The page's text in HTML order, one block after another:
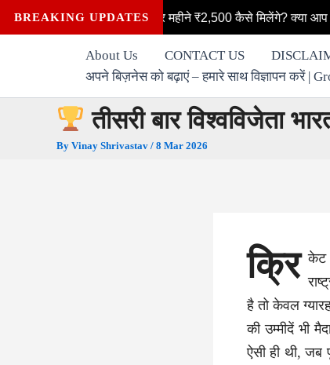
Skip
to
BREAKING UPDATES
महिलाओं को हर महीने ₹2,500 कैसे मिलेंगे? क्या आप भी लक्ष्मी योजना
About Us CONTACT US
अपने बिज़नेस को बढ़ाएं – हमारे साथ विज्ञापन करें |
तीसरी बार विश्वविजेता
By Vinay Shrivastav / 8 Mar 2026
क्रि केट
है तो केवल
की उम्मीदें भी
ऐसी ही थी, जब